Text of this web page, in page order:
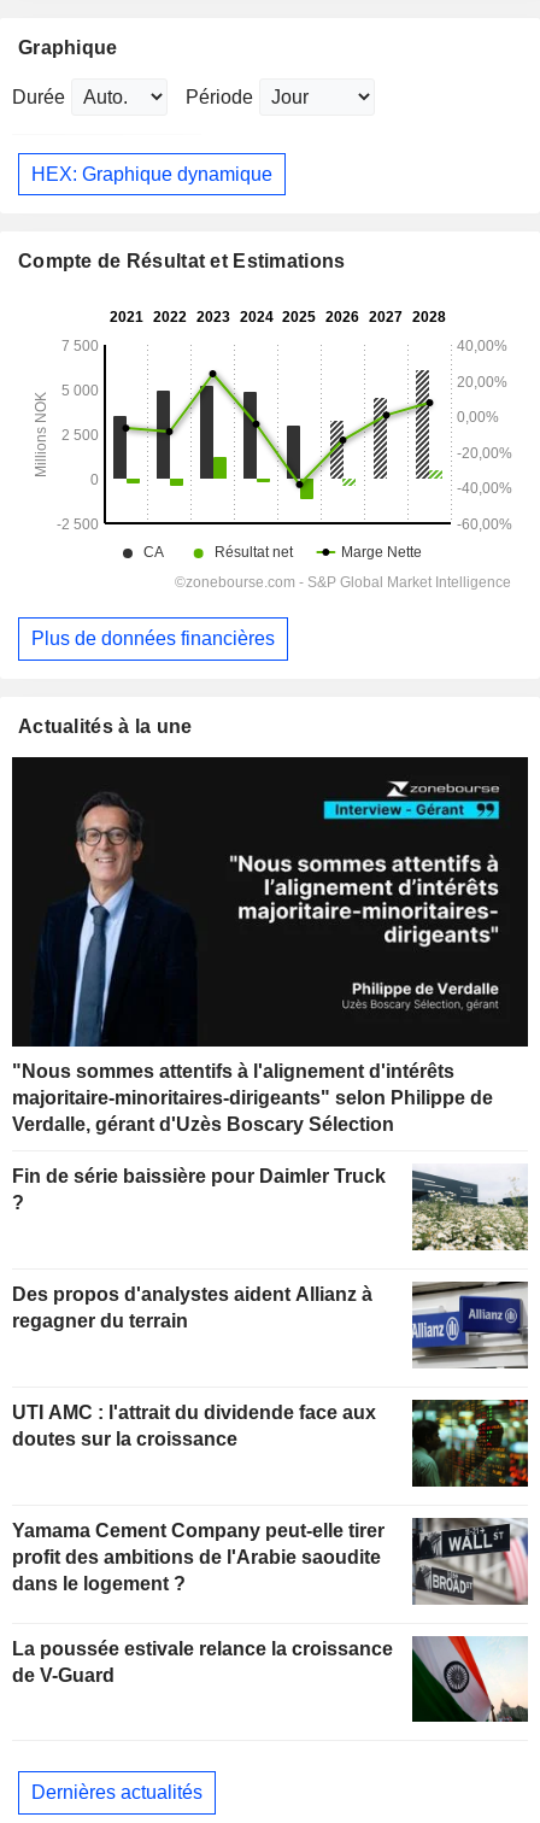
Graphique
Durée Période
HEX: Graphique dynamique
Compte de Résultat et Estimations
Plus de données financières
Actualités à la une
"Nous sommes attentifs à l'alignement d'intérêts
majoritaire-minoritaires-dirigeants" selon Philippe de
Verdalle, gérant d'Uzès Boscary Sélection
Fin de série baissière pour Daimler Truck
?
Des propos d'analystes aident Allianz à
regagner du terrain
UTI AMC : l'attrait du dividende face aux
doutes sur la croissance
Yamama Cement Company peut-elle tirer
profit des ambitions de l'Arabie saoudite
dans le logement ?
La poussée estivale relance la croissance
de V-Guard
Dernières actualités